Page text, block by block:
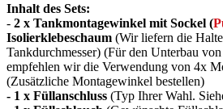
Inhalt des Sets:
- 2 x Tankmontagewinkel mit Sockel (
Isolierklebeschaum (Wir liefern die
Tankdurchmesser) (Für den Unterbau
empfehlen wir die Verwendung von 4x
(Zusätzliche Montagewinkel bestellen)
- 1 x Füllanschluss (Typ Ihrer Wahl.